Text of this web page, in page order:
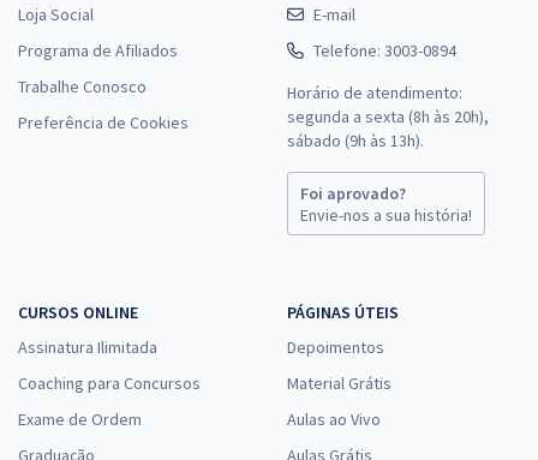
Loja Social
Programa de Afiliados
Trabalhe Conosco
Preferência de Cookies
E-mail
Telefone: 3003-0894
Horário de atendimento:
segunda a sexta (8h às 20h),
sábado (9h às 13h).
Foi aprovado?
Envie-nos a sua história!
CURSOS ONLINE
Assinatura Ilimitada
Coaching para Concursos
Exame de Ordem
Graduação
PÁGINAS ÚTEIS
Depoimentos
Material Grátis
Aulas ao Vivo
Aulas Grátis